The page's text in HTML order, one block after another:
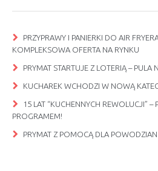
PRZYPRAWY I PANIERKI DO AIR
KOMPLEKSOWA OFERTA NA RYNKU
PRYMAT STARTUJE Z LOTERIĄ – PULA
KUCHAREK WCHODZI W NOWĄ
15 LAT “KUCHENNYCH REWOLUCJI” –
PROGRAMEM!
PRYMAT Z POMOCĄ DLA POWODZIAN